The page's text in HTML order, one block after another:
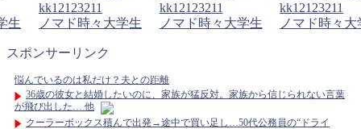
生
kk12123211
ノマド時々大学生
kk12123211
ノマド時々大学生
kk12123211
ノマド時々大
スポンサーリンク
悩んでいるのは私だけ？夫との距離
36歳の彼女と結婚したいのに、家族が猛反対。家族から信じられない言葉
が飛び出した… 他
クーラーボックス積んで出発→途中で買い足し…50代公務員の“ドライ